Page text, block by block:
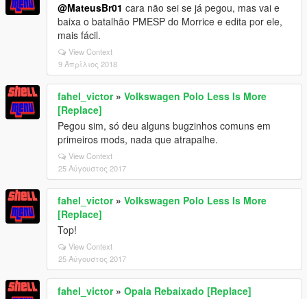
@MateusBr01 cara não sei se já pegou, mas vai e
baixa o batalhão PMESP do Morrice e edita por ele,
mais fácil.
View Context
9 Απρίλιος 2018
fahel_victor» Volkswagen Polo Less Is More
[Replace]
Pegou sim, só deu alguns bugzinhos comuns em
primeiros mods, nada que atrapalhe.
View Context
25 Αύγουστος 2017
fahel_victor» Volkswagen Polo Less Is More
[Replace]
Top!
View Context
25 Αύγουστος 2017
fahel_victor» Opala Rebaixado [Replace]